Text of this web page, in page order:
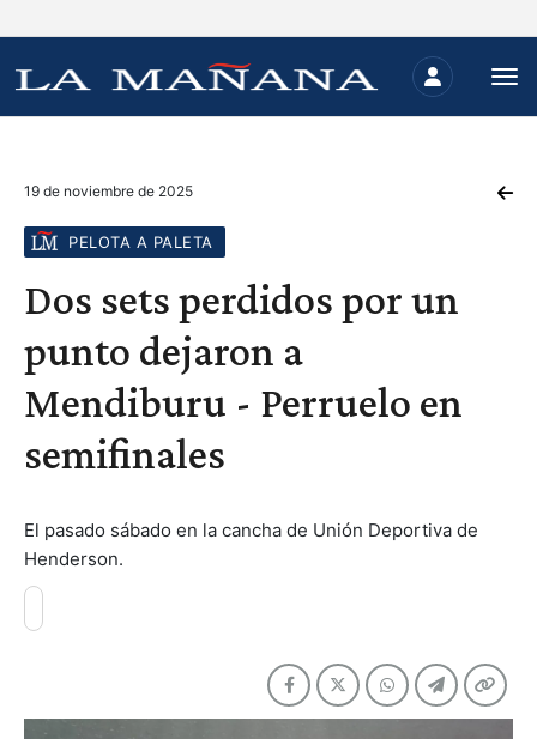
19 de noviembre de 2025
PELOTA A PALETA
Dos sets perdidos por un
punto dejaron a
Mendiburu - Perruelo en
semifinales
El pasado sábado en la cancha de Unión Deportiva de
Henderson.